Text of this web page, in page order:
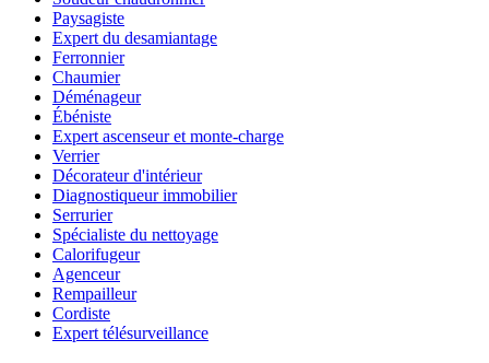
Paysagiste
Expert du desamiantage
Ferronnier
Chaumier
Déménageur
Ébéniste
Expert ascenseur et monte-charge
Verrier
Décorateur d'intérieur
Diagnostiqueur immobilier
Serrurier
Spécialiste du nettoyage
Calorifugeur
Agenceur
Rempailleur
Cordiste
Expert télésurveillance